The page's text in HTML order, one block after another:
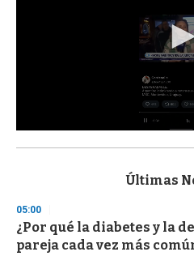
s
d
s
o
f
Últimas
05:00
¿Por qué la diabetes y la
pareja cada vez más